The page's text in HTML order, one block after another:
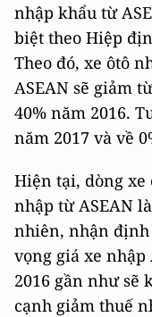
nhập khẩu từ
biệt theo Hiệp
Theo đó, xe ôtô
ASEAN sẽ giảm
40% năm 2016.
năm 2017 và về
Hiện tại, dòng
nhập từ ASEAN
nhiên, nhận định
vọng giá xe nhập
2016 gần như sẽ
cạnh giảm thuế